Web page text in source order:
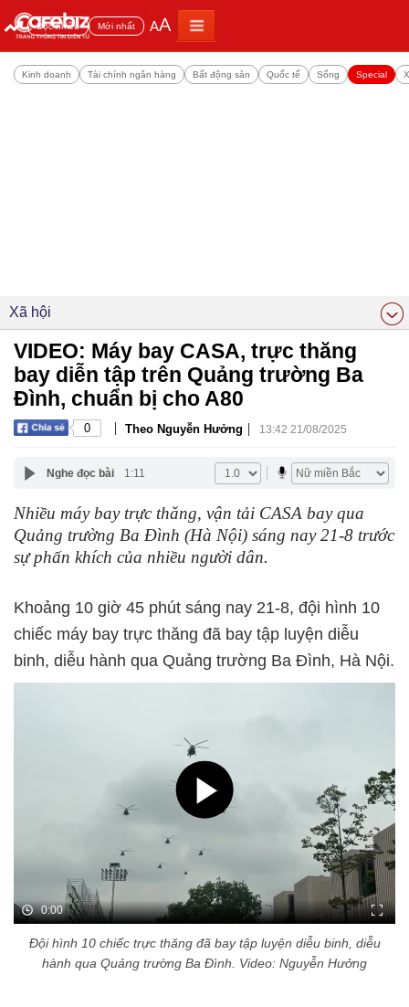
Đọc nhiều Mới nhất AA
Kinh doanh Tài chính ngân hàng Bất động sản Quốc tế Sống Special
Xã hội
VIDEO: Máy bay CASA, trực thăng
bay diễn tập trên Quảng trường Ba
Đình, chuẩn bị cho A80
0 | Theo Nguyễn Hưởng | 13:42 21/08/2025
Nghe đọc bài 1:11
Nhiều máy bay trực thăng, vận tải CASA bay qua
Quảng trường Ba Đình (Hà Nội) sáng nay 21-8 trước
sự phấn khích của nhiều người dân.
Khoảng 10 giờ 45 phút sáng nay 21-8, đội hình 10
chiếc máy bay trực thăng đã bay tập luyện diễu
binh, diễu hành qua Quảng trường Ba Đình, Hà Nội.
0:00
Đội hình 10 chiếc trực thăng đã bay tập luyện diễu binh, diễu
hành qua Quảng trường Ba Đình. Video: Nguyễn Hưởng